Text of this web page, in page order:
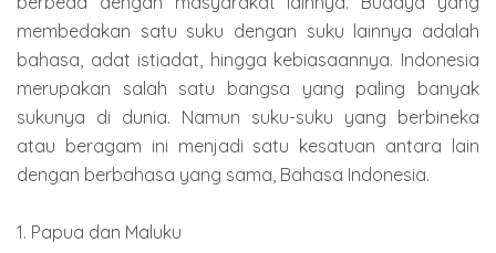
membedakan satu suku dengan suku lainnya adalah
bahasa, adat istiadat, hingga kebiasaannya. Indonesia
merupakan salah satu bangsa yang paling banyak
sukunya di dunia. Namun suku-suku yang berbineka
atau beragam ini menjadi satu kesatuan antara lain
dengan berbahasa yang sama, Bahasa Indonesia.
1. Papua dan Maluku